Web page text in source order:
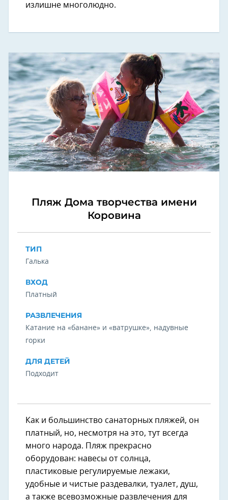
излишне многолюдно.
Пляж Дома творчества имени
Коровина
ТИП
Галька
ВХОД
Платный
РАЗВЛЕЧЕНИЯ
Катание на «банане» и «ватрушке», надувные
горки
ДЛЯ ДЕТЕЙ
Подходит
Как и большинство санаторных пляжей, он
платный, но, несмотря на это, тут всегда
много народа. Пляж прекрасно
оборудован: навесы от солнца,
пластиковые регулируемые лежаки,
удобные и чистые раздевалки, туалет, душ,
а также всевозможные развлечения для